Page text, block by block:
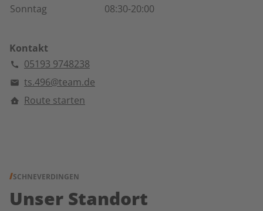
Sonntag
08:30-20:00
Kontakt
05193 9748238
ts.496@team.de
Route starten
SCHNEVERDINGEN
Unser Standort